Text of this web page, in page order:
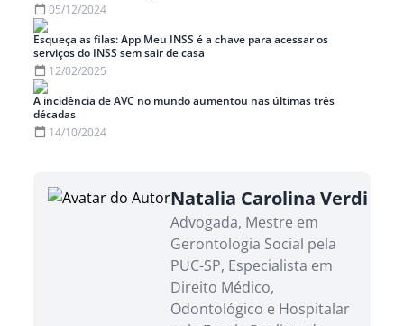
05/12/2024
Esqueça as filas: App Meu INSS é a chave para acessar os
serviços do INSS sem sair de casa
12/02/2025
A incidência de AVC no mundo aumentou nas últimas três
décadas
14/10/2024
Natalia Carolina Verdi
Advogada, Mestre em
Gerontologia Social pela
PUC-SP, Especialista em
Direito Médico,
Odontológico e Hospitalar